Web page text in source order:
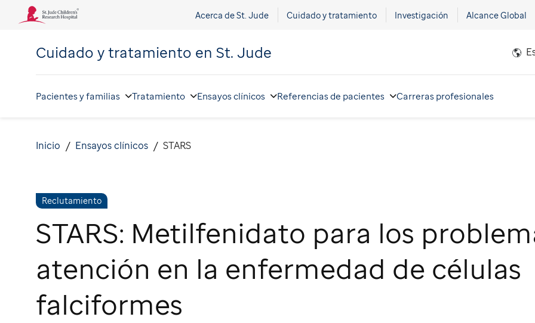
Acerca de St. Jude Cuidado y tratamiento Investigación Alcance Global
Cuidado y tratamiento en St. Jude
Pacientes y familias Tratamiento Ensayos clínicos Referencias de pacientes Carreras profesionales
Inicio Ensayos clínicos STARS
Reclutamiento
STARS: Metilfenidato para los
atención en la enfermedad de células
falciformes